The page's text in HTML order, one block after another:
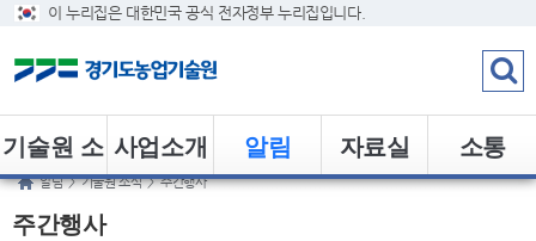
이 누리집은 대한민국 공식 전자정부 누리집입니다.
소통
자료실
알림
사업소개
기술원 소
개
알림 > 기술원 소식 > 주간행사
주간행사